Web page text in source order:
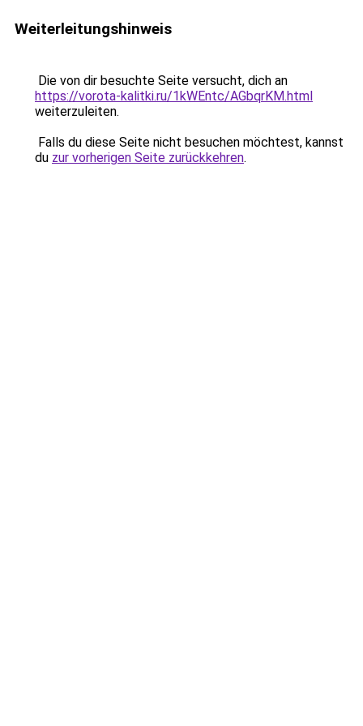
Weiterleitungshinweis
Die von dir besuchte Seite versucht, dich an
https://vorota-kalitki.ru/1kWEntc/AGbqrKM.html
weiterzuleiten.
Falls du diese Seite nicht besuchen möchtest, kannst
du zur vorherigen Seite zurückkehren.